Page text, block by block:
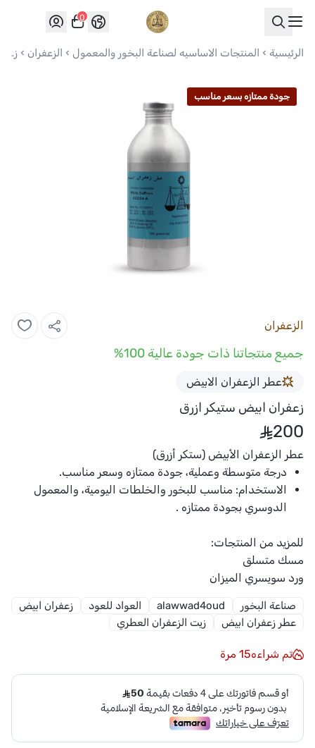
العواد للعود
0
الرئيسية المنتجات الاساسيه لصناعة البخور والمعمول الزعفران زعفران ابيض ستيكر ازرق
جودة ممتازه بسعر مناسب
الزعفران
جميع منتجاتنا ذات جودة عالية 100%
عطر الزعفران الابيض
زعفران ابيض ستيكر ازرق
200
عطر الزعفران الأبيض (ستكر أزرق)
درجة متوسطة وعملية، جودة ممتازه وسعر مناسب.
الاستخدام: مناسب للبخور والخلطات اليومية، والمعمول
الدوسري بجودة ممتازه .
للمزيد من المنتجات:
مسك متسلق
ورد سويسري الميزان
صناعة البخور alawwad4oud العواد للعود
زعفران ابيض
عطر زعفران ابيض
زيت الزعفران العطري
تم شراءه15 مرة